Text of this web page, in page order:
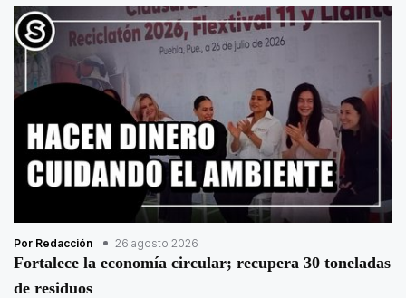
Por Redacción 26 agosto 2026
Fortalece la economía circular; recupera 30 toneladas
de residuos